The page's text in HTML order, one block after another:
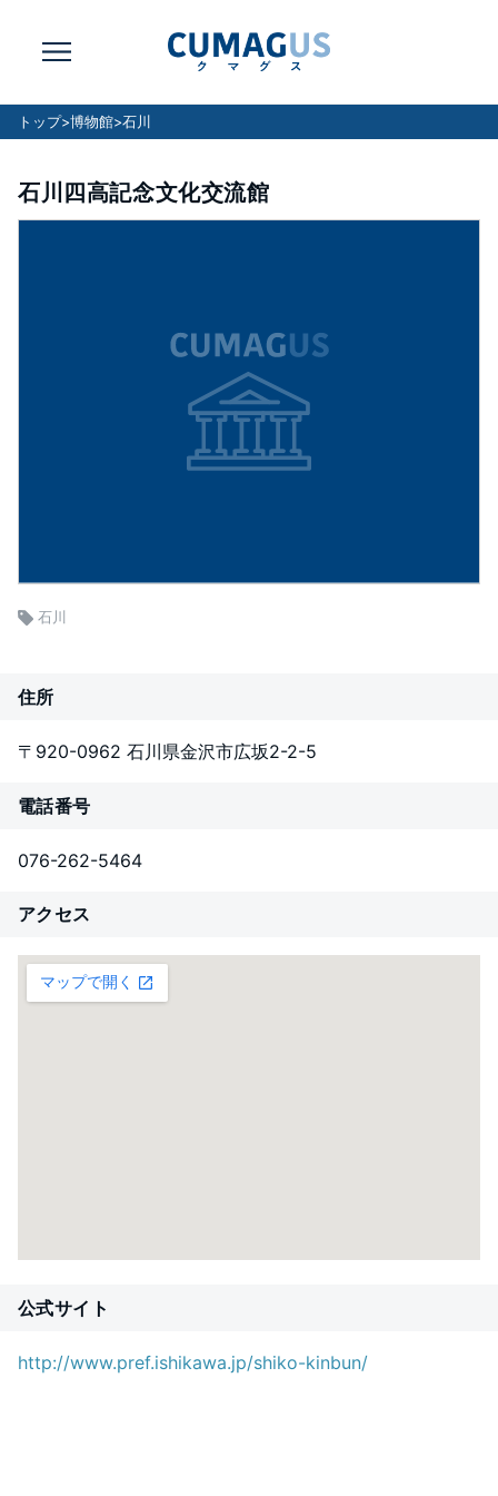
トップ>博物館>石川
石川四高記念文化交流館
石川
住所
〒920-0962 石川県金沢市広坂2-2-5
電話番号
076-262-5464
アクセス
公式サイト
http://www.pref.ishikawa.jp/shiko-kinbun/